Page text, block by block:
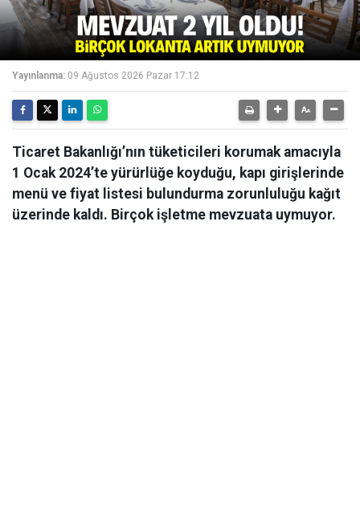
Yayınlanma: 09 Ağustos 2026 Pazar 17:12
Ticaret Bakanlığı’nın tüketicileri korumak amacıyla
1 Ocak 2024’te yürürlüğe koyduğu, kapı girişlerinde
menü ve fiyat listesi bulundurma zorunluluğu kağıt
üzerinde kaldı. Birçok işletme mevzuata uymuyor.